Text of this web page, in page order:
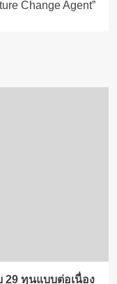
Change Agent”
ทุนแบบต่อเนื่อง